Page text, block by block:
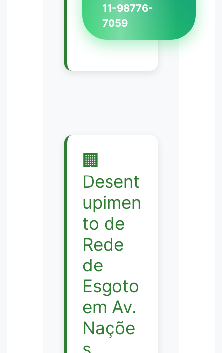
11-98776-
7059
🏢
Desent
upimen
to de
Rede
de
Esgoto
em Av.
Naçõe
s